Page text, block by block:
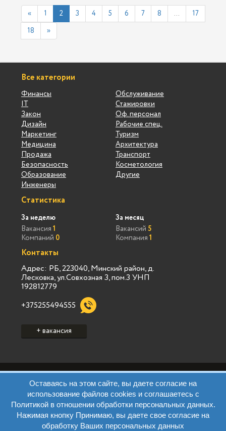
Оставаясь на этом сайте, вы даете согласие на
использование файлов cookies и соглашаетесь с
Политикой в отношении обработки персональных данных.
Нажимая кнопку Принимаю, вы даете свое согласие на
обработку Ваших персональных данных
« 1 2 3 4 5 6 7 8 ... 17
18 »
Все категории
Финансы
IT
Закон
Дизайн
Маркетинг
Медицина
Продажа
Безопасность
Образование
Инженеры
Обслуживание
Стажировки
Оф. персонал
Рабочие спец.
Туризм
Архитектура
Транспорт
Косметология
Другие
Статистика
За неделю
Вакансия 1
Компаний 0
За месяц
Вакансий 5
Компания 1
Контакты
Адрес: РБ, 223040, Минский район, д.
Лесковка, ул.Совхозная 3, пом.3 УНП
192812779
+375255494555
+ вакансия
Пользовательское соглашение Vialink
Политика конфиденциальности Виа Марк
Пользовательское соглашение Виа Марк
Политика обработки ПД Виа Марк
Правила
Контакты